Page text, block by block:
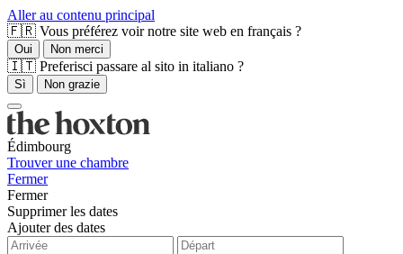
Aller au contenu principal
🇫🇷 Vous préférez voir notre site web en français ?
Oui Non merci
🇮🇹 Preferisci passare al sito in italiano ?
Sì Non grazie
Édimbourg
Trouver une chambre
Fermer
Fermer
Supprimer les dates
Ajouter des dates